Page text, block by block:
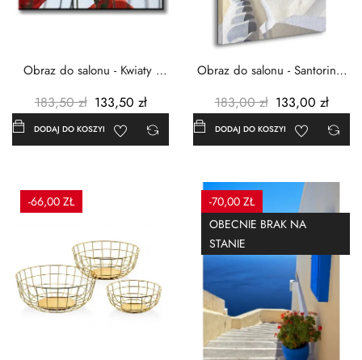
Obraz do salonu - Kwiaty -
183,50 zł 133,50 zł
DODAJ DO KOSZYKA
Obraz do salonu - Santorini -
183,00 zł 133,00 zł
DODAJ DO KOSZYKA
-66,00 ZŁ
-70,00 ZŁ
OBECNIE BRAK NA
STANIE